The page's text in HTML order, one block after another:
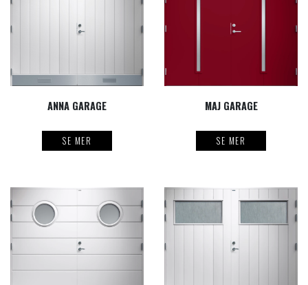
ANNA GARAGE
SE MER
MAJ GARAGE
SE MER